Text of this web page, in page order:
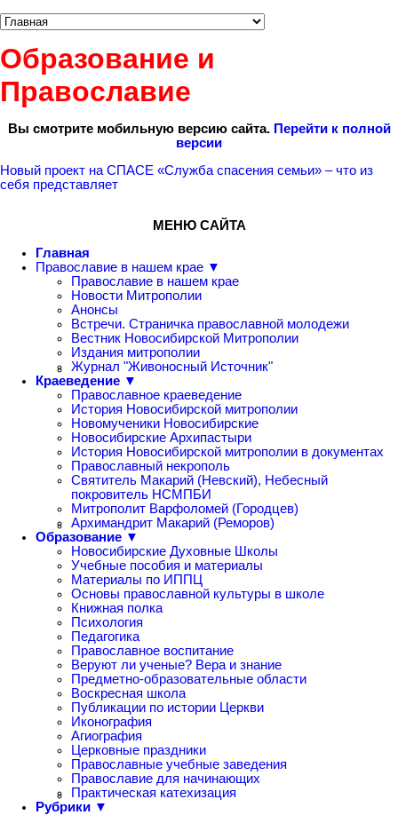
Образование и
Православие
Вы смотрите мобильную версию сайта. Перейти к полной
версии
Новый проект на СПАСЕ «Служба спасения семьи» – что из
себя представляет
МЕНЮ САЙТА
Главная
Православие в нашем крае ▼
Православие в нашем крае
Новости Митрополии
Анонсы
Встречи. Страничка православной молодежи
Вестник Новосибирской Митрополии
Издания митрополии
Журнал "Живоносный Источник"
Краеведение ▼
Православное краеведение
История Новосибирской митрополии
Новомученики Новосибирские
Новосибирские Архипастыри
История Новосибирской митрополии в документах
Православный некрополь
Святитель Макарий (Невский), Небесный
покровитель НСМПБИ
Митрополит Варфоломей (Городцев)
Архимандрит Макарий (Реморов)
Образование ▼
Новосибирские Духовные Школы
Учебные пособия и материалы
Материалы по ИППЦ
Основы православной культуры в школе
Книжная полка
Психология
Педагогика
Православное воспитание
Веруют ли ученые? Вера и знание
Предметно-образовательные области
Воскресная школа
Публикации по истории Церкви
Иконография
Агиография
Церковные праздники
Православные учебные заведения
Православие для начинающих
Практическая катехизация
Рубрики ▼